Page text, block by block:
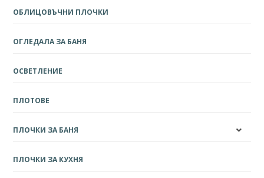
ОБЛИЦОВЪЧНИ ПЛОЧКИ
ОГЛЕДАЛА ЗА БАНЯ
ОСВЕТЛЕНИЕ
ПЛОТОВЕ
ПЛОЧКИ ЗА БАНЯ
ПЛОЧКИ ЗА КУХНЯ